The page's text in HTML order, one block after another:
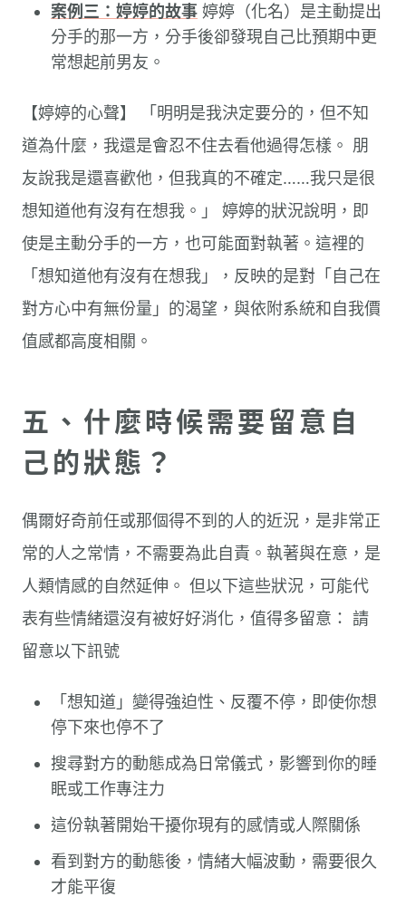
案例三：婷婷的故事 婷婷（化名）是主動提出
分手的那一方，分手後卻發現自己比預期中更
常想起前男友。
【婷婷的心聲】 「明明是我決定要分的，但不知
道為什麼，我還是會忍不住去看他過得怎樣。 朋
友說我是還喜歡他，但我真的不確定……我只是很
想知道他有沒有在想我。」 婷婷的狀況說明，即
使是主動分手的一方，也可能面對執著。這裡的
「想知道他有沒有在想我」，反映的是對「自己在
對方心中有無份量」的渴望，與依附系統和自我價
值感都高度相關。
五、什麼時候需要留意自
己的狀態？
偶爾好奇前任或那個得不到的人的近況，是非常正
常的人之常情，不需要為此自責。執著與在意，是
人類情感的自然延伸。 但以下這些狀況，可能代
表有些情緒還沒有被好好消化，值得多留意： 請
留意以下訊號
「想知道」變得強迫性、反覆不停，即使你想
停下來也停不了
搜尋對方的動態成為日常儀式，影響到你的睡
眠或工作專注力
這份執著開始干擾你現有的感情或人際關係
看到對方的動態後，情緒大幅波動，需要很久
才能平復